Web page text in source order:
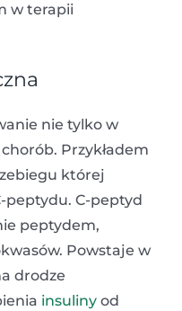
w terapii
nie tylko w
Przykładem
której
peptydu. C-peptyd
peptydem,
Powstaje w
drodze
insuliny od